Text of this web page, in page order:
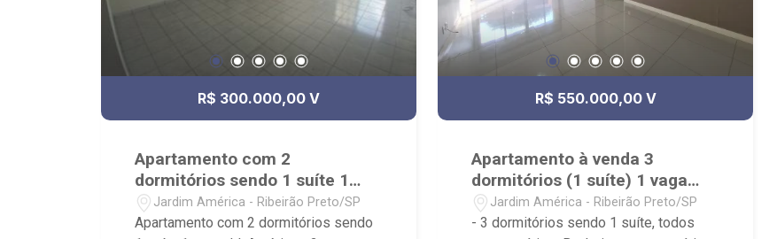
R$ 300.000,00 V
Apartamento com 2
dormitórios sendo 1 suíte 1
vaga Jd. América
Jardim América - Ribeirão Preto/SP
Apartamento com 2 dormitórios sendo
R$ 550.000,00 V
Apartamento à venda 3
dormitórios (1 suíte) 1 vaga
Jardim América
Jardim América - Ribeirão Preto/SP
- 3 dormitórios sendo 1 suíte, todos